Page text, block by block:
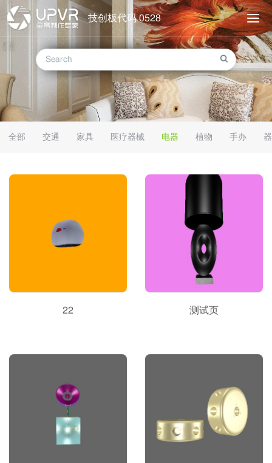
技创板代码 0528
全部 交通 家具 医疗器械 电器 植物 手办
22 测试页